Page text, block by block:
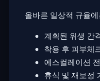
올바른 일상적 규율
계획된 위생 간
착용 후 피부체
에스컬레이션
휴식 및 재보정